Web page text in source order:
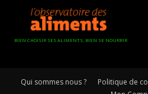
BIEN CHOISIR SES ALIMENTS, BIEN SE NOURRIR
Qui sommes nous ? Politique de